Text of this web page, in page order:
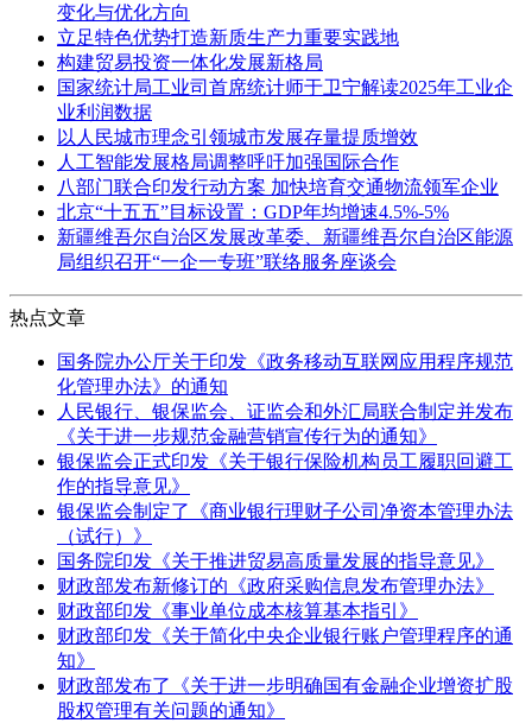
变化与优化方向
立足特色优势打造新质生产力重要实践地
构建贸易投资一体化发展新格局
国家统计局工业司首席统计师于卫宁解读2025年工业企
业利润数据
以人民城市理念引领城市发展存量提质增效
人工智能发展格局调整呼吁加强国际合作
八部门联合印发行动方案 加快培育交通物流领军企业
北京“十五五”目标设置：GDP年均增速4.5%-5%
新疆维吾尔自治区发展改革委、新疆维吾尔自治区能源
局组织召开“一企一专班”联络服务座谈会
热点文章
国务院办公厅关于印发《政务移动互联网应用程序规范
化管理办法》的通知
人民银行、银保监会、证监会和外汇局联合制定并发布
《关于进一步规范金融营销宣传行为的通知》
银保监会正式印发《关于银行保险机构员工履职回避工
作的指导意见》
银保监会制定了《商业银行理财子公司净资本管理办法
（试行）》
国务院印发《关于推进贸易高质量发展的指导意见》
财政部发布新修订的《政府采购信息发布管理办法》
财政部印发《事业单位成本核算基本指引》
财政部印发《关于简化中央企业银行账户管理程序的通
知》
财政部发布了《关于进一步明确国有金融企业增资扩股
股权管理有关问题的通知》